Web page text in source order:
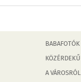
BABAFOTÓK
KÖZÉRDEKŰ
A VÁROSRÓL